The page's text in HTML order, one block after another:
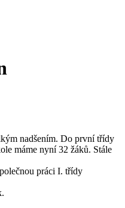
nadšením. Do první třídy
máme nyní 32 žáků. Stále
práci I. třídy